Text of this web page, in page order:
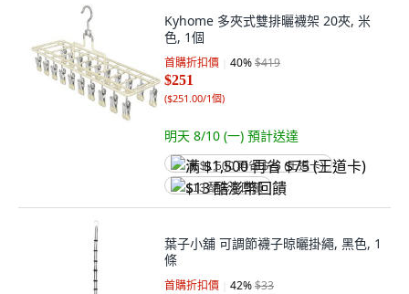
Kyhome 多夾式雙排曬襪架 20夾, 米
色, 1個
首購折扣價 40%$419
$251
($251.00/1個)
明天 8/10 (一) 預計送達
满 $1,500 再省 $75 (王道卡)
$13 酷澎幣回饋
葉子小舖 可調節襪子晾曬掛繩, 黑色, 1
條
首購折扣價 42%$33